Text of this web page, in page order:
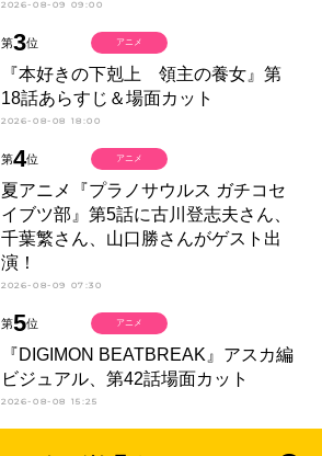
2026-08-09 09:00
第3位
『本好きの下剋上 領主の養女』第
18話あらすじ＆場面カット
2026-08-08 18:00
アニメ
第4位
夏アニメ『プラノサウルス ガチコセ
イブツ部』第5話に古川登志夫さん、
千葉繁さん、山口勝さんがゲスト出
演！
2026-08-09 07:30
アニメ
第5位
『DIGIMON BEATBREAK』アスカ編
ビジュアル、第42話場面カット
2026-08-08 15:25
アニメ